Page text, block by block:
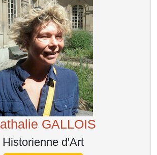
GALLOIS
Historienne d'Art